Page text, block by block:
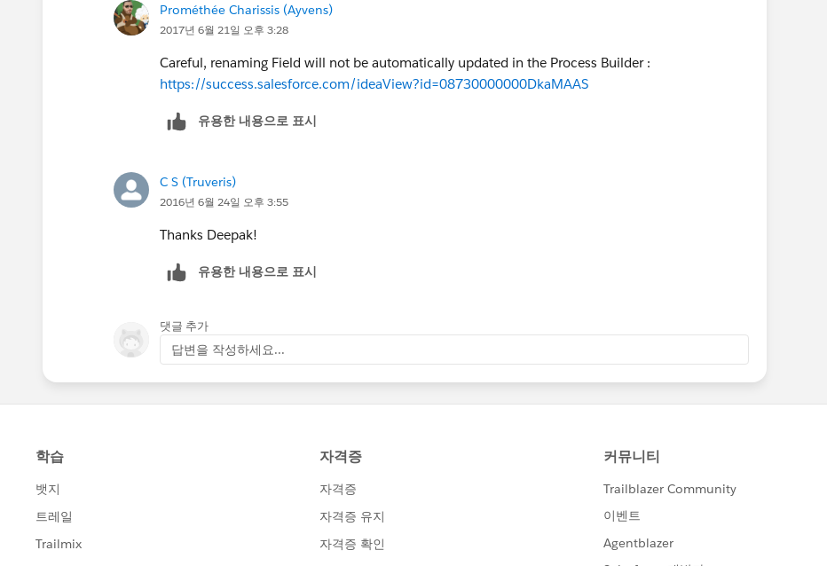
Prométhée Charissis (Ayvens)
2017년 6월 21일 오후 3:28
Careful, renaming Field will not be automatically updated in the Process Builder :
https://success.salesforce.com/ideaView?id=08730000000DkaMAAS
유용한 내용으로 표시
C S (Truveris)
2016년 6월 24일 오후 3:55
Thanks Deepak!
유용한 내용으로 표시
댓글 추가
답변을 작성하세요...